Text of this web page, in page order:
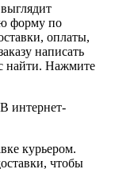
форму по
оплаты,
написать
найти. Нажмите
интернет-
курьером.
чтобы